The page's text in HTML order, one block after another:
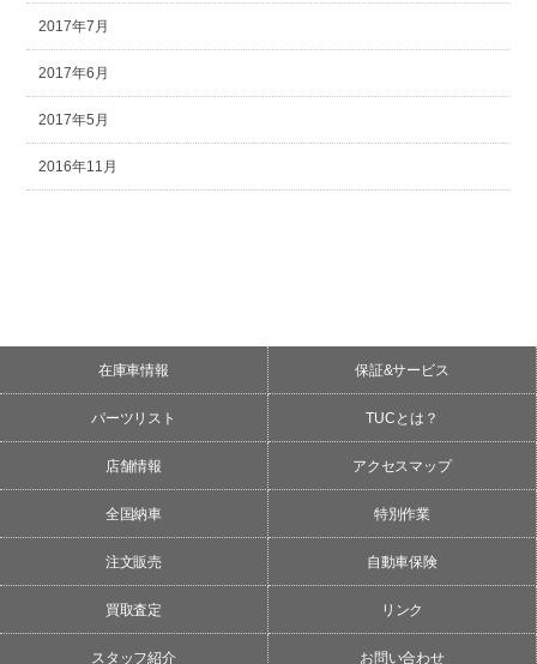
2017年7月
2017年6月
2017年5月
2016年11月
在庫車情報 保証&サービス
パーツリスト TUCとは？
店舗情報 アクセスマップ
全国納車 特別作業
注文販売 自動車保険
買取査定 リンク
スタッフ紹介 お問い合わせ